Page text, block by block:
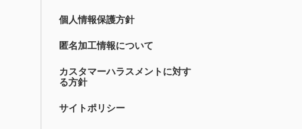
個人情報保護方針
匿名加工情報について
カスタマーハラスメントに対す
る方針
サイトポリシー